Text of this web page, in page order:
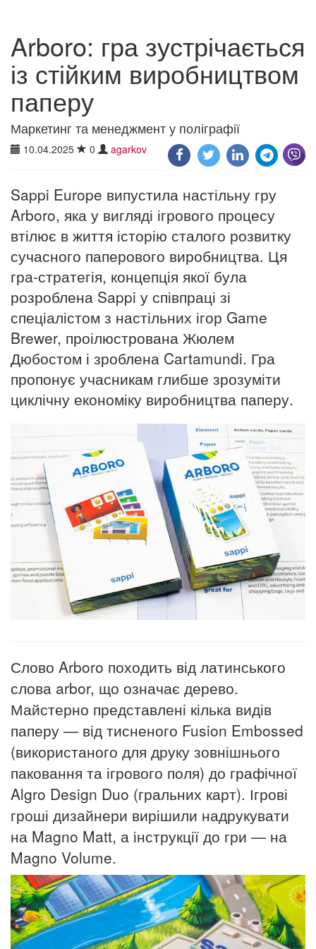
Arboro: гра зустрічається
із стійким виробництвом
паперу
Маркетинг та менеджмент у поліграфії
10.04.2025 0 agarkov
Sappi Europe випустила настільну гру
Arboro, яка у вигляді ігрового процесу
втілює в життя історію сталого розвитку
сучасного паперового виробництва. Ця
гра-стратегія, концепція якої була
розроблена Sappi у співпраці зі
спеціалістом з настільних ігор Game
Brewer, проілюстрована Жюлем
Дюбостом і зроблена Cartamundi. Гра
пропонує учасникам глибше зрозуміти
циклічну економіку виробництва паперу.
Слово Arboro походить від латинського
слова arbor, що означає дерево.
Майстерно представлені кілька видів
паперу — від тисненого Fusion Embossed
(використаного для друку зовнішнього
паковання та ігрового поля) до графічної
Algro Design Duo (гральних карт). Ігрові
гроші дизайнери вирішили надрукувати
на Magno Matt, а інструкції до гри — на
Magno Volume.